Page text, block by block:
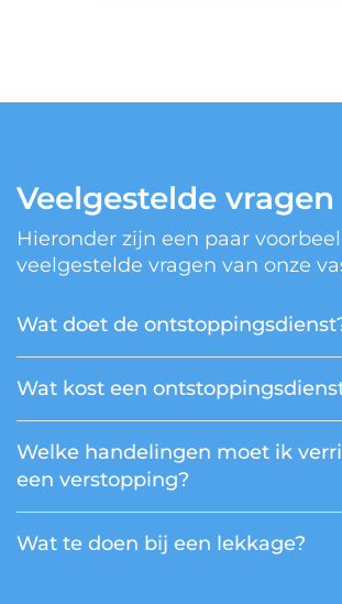
Veelgestelde vragen
Hieronder zijn een paar
veelgestelde vragen van onze
Wat doet de
Wat kost een
Welke handelingen moet ik
een verstopping?
Wat te doen bij een lekkage?